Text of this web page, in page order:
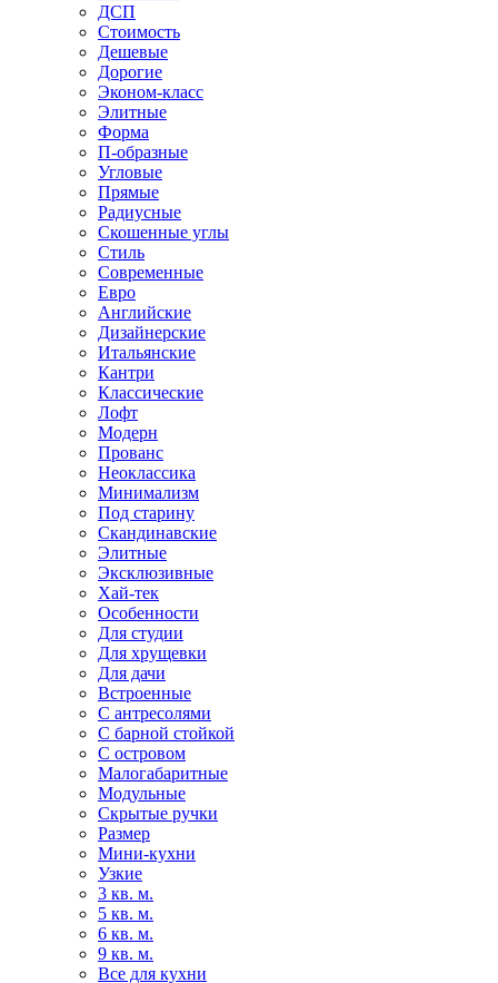
ДСП
Стоимость
Дешевые
Дорогие
Эконом-класс
Элитные
Форма
П-образные
Угловые
Прямые
Радиусные
Скошенные углы
Стиль
Современные
Евро
Английские
Дизайнерские
Итальянские
Кантри
Классические
Лофт
Модерн
Прованс
Неоклассика
Минимализм
Под старину
Скандинавские
Элитные
Эксклюзивные
Хай-тек
Особенности
Для студии
Для хрущевки
Для дачи
Встроенные
С антресолями
С барной стойкой
С островом
Малогабаритные
Модульные
Скрытые ручки
Размер
Мини-кухни
Узкие
3 кв. м.
5 кв. м.
6 кв. м.
9 кв. м.
Все для кухни